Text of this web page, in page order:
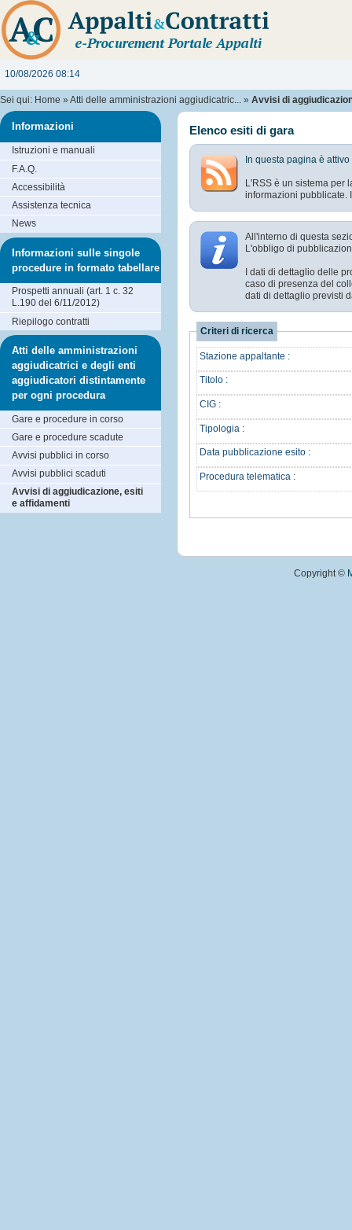
10/08/2026 08:14
Sei qui: Home » Atti delle amministrazioni aggiudicatric... » Avvisi di
Elenco esiti di gara
In questa pagina è
L'RSS è un sistema per
informazioni pubblicate.
All'interno di questa
L'obbligo di
I dati di dettaglio delle
caso di presenza del
dati di dettaglio previsti
Criteri di ricerca
Stazione appaltante :
Titolo :
CIG :
Tipologia :
Data pubblicazione esito :
Procedura telematica :
Informazioni
Istruzioni e manuali
F.A.Q.
Accessibilità
Assistenza tecnica
News
Informazioni sulle singole
procedure in formato tabellare
Prospetti annuali (art. 1 c. 32
L.190 del 6/11/2012)
Riepilogo contratti
Atti delle amministrazioni
aggiudicatrici e degli enti
aggiudicatori distintamente
per ogni procedura
Gare e procedure in corso
Gare e procedure scadute
Avvisi pubblici in corso
Avvisi pubblici scaduti
Avvisi di aggiudicazione, esiti
e affidamenti
Copyright ©